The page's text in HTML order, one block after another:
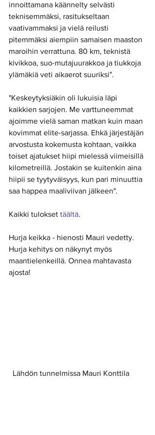
innoittamana käännelty selvästi
teknisemmäksi, rasitukseltaan
vaativammaksi ja vielä reilusti
pitemmäksi aiempiin samaisen maaston
maroihin verrattuna. 80 km, teknistä
kivikkoa, suo-mutajuurakkoa ja tiukkoja
ylämäkiä veti aikaerot suuriksi".
"Keskeytyksiäkin oli lukuisia läpi
kaikkien sarjojen. Me varttuneemmat
ajoimme vielä saman matkan kuin maan
kovimmat elite-sarjassa. Ehkä järjestäjän
arvostusta kokemusta kohtaan, vaikka
toiset ajatukset hiipi mielessä viimeisillä
kilometreillä. Jostakin se kuitenkin aina
hiipii se tyytyväisyys, kun pari minuuttia
saa happea maaliviivan jälkeen".
Kaikki tulokset täältä.
Hurja keikka - hienosti Mauri vedetty.
Hurja kehitys on näkynyt myös
maantielenkeillä. Onnea mahtavasta
ajosta!
  Lähdön tunnelmissa Mauri Konttila